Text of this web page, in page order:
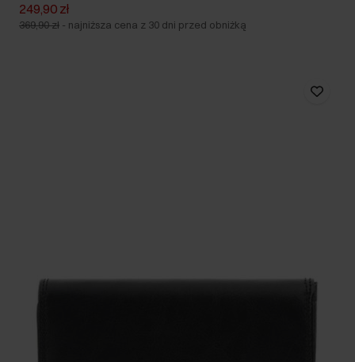
249,90 zł
369,90 zł - najniższa cena z 30 dni przed obniżką